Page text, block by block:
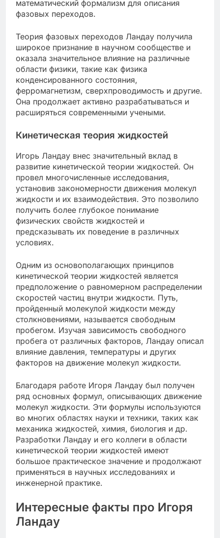
математический формализм для описания
фазовых переходов.
Теория фазовых переходов Ландау получила
широкое признание в научном сообществе и
оказала значительное влияние на различные
области физики, такие как физика
конденсированного состояния,
ферромагнетизм, сверхпроводимость и другие.
Она продолжает активно разрабатываться и
расширяться современными учеными.
Кинетическая теория жидкостей
Игорь Ландау внес значительный вклад в
развитие кинетической теории жидкостей. Он
провел многочисленные исследования,
установив закономерности движения молекул
жидкости и их взаимодействия. Это позволило
получить более глубокое понимание
физических свойств жидкостей и
предсказывать их поведение в различных
условиях.
Одним из основополагающих принципов
кинетической теории жидкостей является
предположение о равномерном распределении
скоростей частиц внутри жидкости. Путь,
пройденный молекулой жидкости между
столкновениями, называется свободным
пробегом. Изучая зависимость свободного
пробега от различных факторов, Ландау описал
влияние давления, температуры и других
факторов на движение молекул жидкости.
Благодаря работе Игоря Ландау был получен
ряд основных формул, описывающих движение
молекул жидкости. Эти формулы используются
во многих областях науки и техники, таких как
механика жидкостей, химия, биология и др.
Разработки Ландау и его коллеги в области
кинетической теории жидкостей имеют
большое практическое значение и продолжают
применяться в научных исследованиях и
инженерной практике.
Интересные факты про Игоря
Ландау